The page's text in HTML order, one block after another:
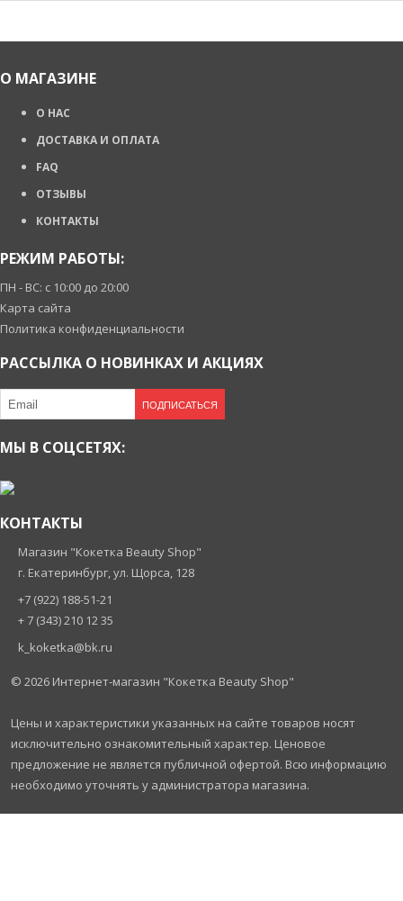
О МАГАЗИНЕ
О НАС
ДОСТАВКА И ОПЛАТА
FAQ
ОТЗЫВЫ
КОНТАКТЫ
РЕЖИМ РАБОТЫ:
ПН - ВС: с 10:00 до 20:00
Карта сайта
Политика конфиденциальности
РАССЫЛКА О НОВИНКАХ И АКЦИЯХ
ПОДПИСАТЬСЯ
МЫ В СОЦСЕТЯХ:
КОНТАКТЫ
Магазин "Кокетка Beauty Shop"
г. Екатеринбург, ул. Щорса, 128
+7 (922) 188-51-21
+ 7 (343) 210 12 35
k_koketka@bk.ru
© 2026 Интернет-магазин "Кокетка Beauty Shop"
Цены и характеристики указанных на сайте товаров носят
исключительно ознакомительный характер. Ценовое
предложение не является публичной офертой. Всю информацию
необходимо уточнять у администратора магазина.